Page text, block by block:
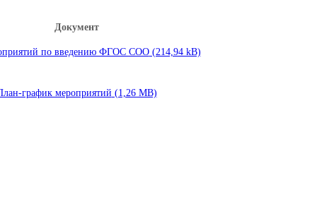
Документ
по введению ФГОС СОО
график мероприятий